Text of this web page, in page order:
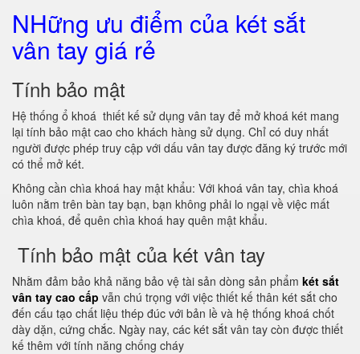
NHững ưu điểm của két sắt
vân tay giá rẻ
Tính bảo mật
Hệ thống ổ khoá thiết kế sử dụng vân tay để mở khoá két mang
lại tính bảo mật cao cho khách hàng sử dụng. Chỉ có duy nhất
người được phép truy cập với dấu vân tay được đăng ký trước mới
có thể mở két.
Không cần chìa khoá hay mật khẩu: Với khoá vân tay, chìa khoá
luôn nằm trên bàn tay bạn, bạn không phải lo ngại về việc mất
chìa khoá, để quên chìa khoá hay quên mật khẩu.
Tính bảo mật của két vân tay
Nhằm đảm bảo khả năng bảo vệ tài sản dòng sản phẩm két sắt
vân tay cao cấp vẫn chú trọng với việc thiết kế thân két sắt cho
đến cấu tạo chất liệu thép đúc với bản lề và hệ thống khoá chốt
dày dặn, cứng chắc. Ngày nay, các két sắt vân tay còn được thiết
kế thêm với tính năng chống cháy